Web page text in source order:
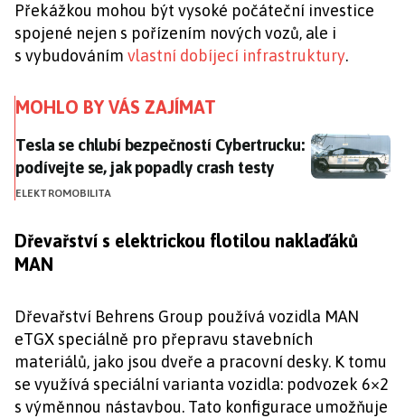
Překážkou mohou být vysoké počáteční investice
spojené nejen s pořízením nových vozů, ale i
s vybudováním vlastní dobíjecí infrastruktury.
MOHLO BY VÁS ZAJÍMAT
Tesla se chlubí bezpečností Cybertrucku: podívejte
Tesla se chlubí bezpečností Cybertrucku:
podívejte se, jak popadly crash testy
ELEKTROMOBILITA
Dřevařství s elektrickou flotilou naklaďáků
MAN
Dřevařství Behrens Group používá vozidla MAN
eTGX speciálně pro přepravu stavebních
materiálů, jako jsou dveře a pracovní desky. K tomu
se využívá speciální varianta vozidla: podvozek 6×2
s výměnnou nástavbou. Tato konfigurace umožňuje